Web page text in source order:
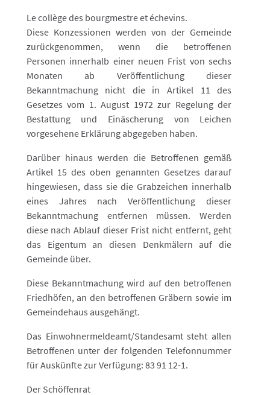
Le collège des bourgmestre et échevins.
Diese Konzessionen werden von der Gemeinde
zurückgenommen, wenn die betroffenen
Personen innerhalb einer neuen Frist von sechs
Monaten ab Veröffentlichung dieser
Bekanntmachung nicht die in Artikel 11 des
Gesetzes vom 1. August 1972 zur Regelung der
Bestattung und Einäscherung von Leichen
vorgesehene Erklärung abgegeben haben.
Darüber hinaus werden die Betroffenen gemäß
Artikel 15 des oben genannten Gesetzes darauf
hingewiesen, dass sie die Grabzeichen innerhalb
eines Jahres nach Veröffentlichung dieser
Bekanntmachung entfernen müssen. Werden
diese nach Ablauf dieser Frist nicht entfernt, geht
das Eigentum an diesen Denkmälern auf die
Gemeinde über.
Diese Bekanntmachung wird auf den betroffenen
Friedhöfen, an den betroffenen Gräbern sowie im
Gemeindehaus ausgehängt.
Das Einwohnermeldeamt/Standesamt steht allen
Betroffenen unter der folgenden Telefonnummer
für Auskünfte zur Verfügung: 83 91 12-1.
Der Schöffenrat